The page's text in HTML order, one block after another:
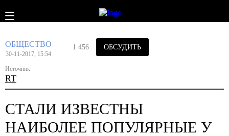
ОБЩЕСТВО
30-11-2017, 15:54
Источник
RT
1 456 ОБСУДИТЬ
СТАЛИ ИЗВЕСТНЫ
НАИБОЛЕЕ ПОПУЛЯРНЫЕ У